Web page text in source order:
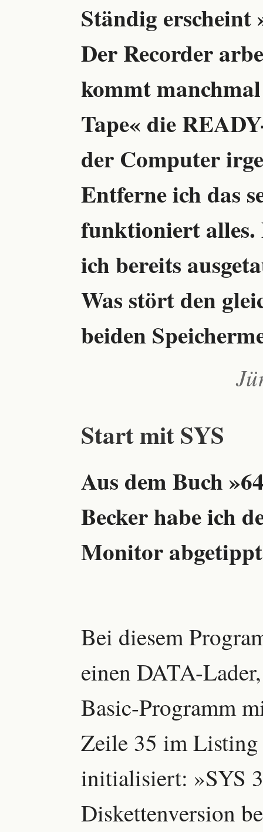
Ständig erscheint
Der Recorder
kommt
Tape« die
der Computer
Entferne ich das
funktioniert alles.
ich bereits
Was stört den
beiden
Start mit SYS
Aus dem Buch
Becker habe ich
Monitor
Bei diesem
einen DATA-
Basic-Programm
Zeile 35 im
initialisiert: »SYS
Diskettenversion